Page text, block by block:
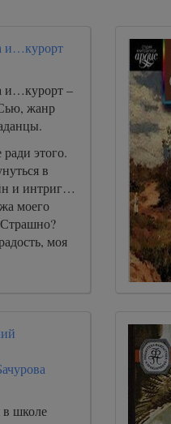
и…курорт
и…курорт –
жанр
этого.
в
и интриг…
моего
моя
в школе